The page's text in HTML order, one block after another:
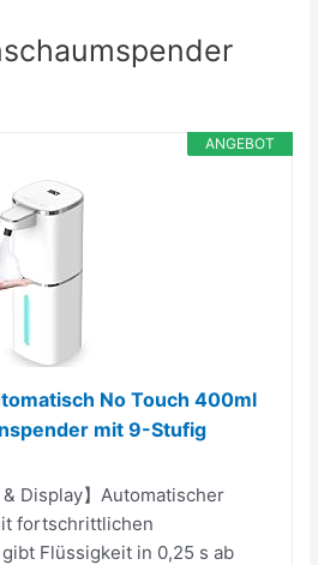
ANGEBOT
No Touch 400ml
mit 9-Stufig
& Display】Automatischer
fortschrittlichen
Flüssigkeit in 0,25 s ab